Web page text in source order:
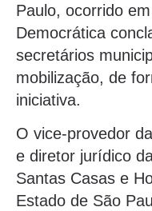
Paulo, ocorrido
Democrática
secretários
mobilização, de
iniciativa.
O vice-provedor
e diretor jurídico
Santas Casas e
Estado de São